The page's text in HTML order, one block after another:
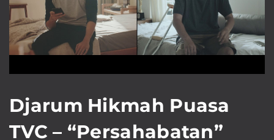
Djarum Hikmah Puasa
TVC – “Persahabatan”